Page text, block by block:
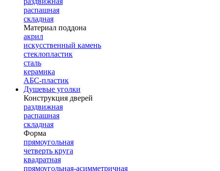
распашная
складная
Материал поддона
акрил
искусственный камень
стеклопластик
сталь
керамика
АБС-пластик
Душевые уголки
Конструкция дверей
раздвижная
распашная
складная
Форма
прямоугольная
четверть круга
квадратная
прямоугольная-асимметричная